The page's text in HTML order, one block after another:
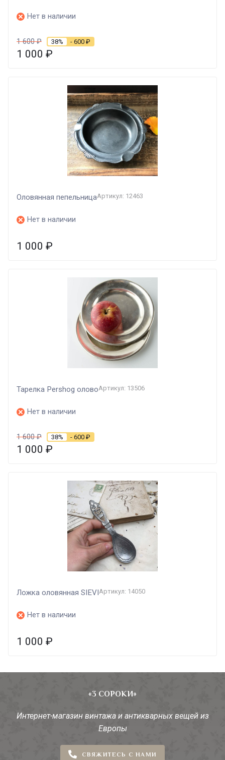
Нет в наличии
1 600₽ 38% - 600 ₽
1 000 ₽
Оловянная пепельницаАртикул: 12463
Нет в наличии
1 000 ₽
Тарелка Pershog оловоАртикул: 13506
Нет в наличии
1 600₽ 38% - 600 ₽
1 000 ₽
Ложка оловянная SIEVI Артикул: 14050
Нет в наличии
1 000 ₽
«3 СОРОКИ»
Интернет-магазин винтажа и антикварных вещей из
Европы
СВЯЖИТЕСЬ С НАМИ